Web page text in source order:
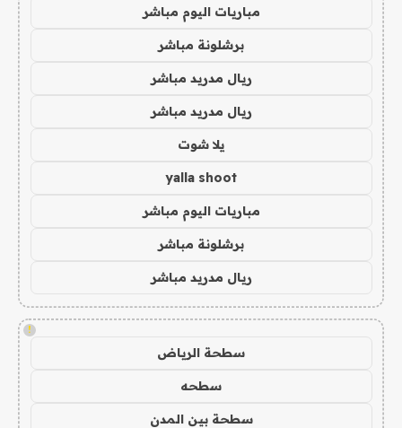
مباريات اليوم مباشر
برشلونة مباشر
ريال مدريد مباشر
ريال مدريد مباشر
يلا شوت
yalla shoot
مباريات اليوم مباشر
برشلونة مباشر
ريال مدريد مباشر
!
سطحة الرياض
سطحه
سطحة بين المدن